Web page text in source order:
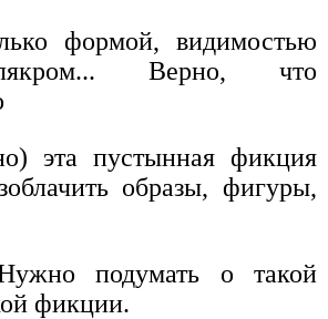
формой, видимостью
Верно, что
эта пустынная фикция
образы, фигуры,
подумать о такой
фикции.